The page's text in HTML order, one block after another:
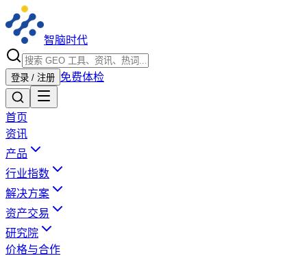
智脑时代
登录 / 注册 免费体检
首页
资讯
产品
行业指数
解决方案
资产交易
研究院
价格与合作